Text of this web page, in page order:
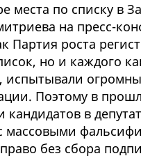
по списку в
на пресс-
роста
но и каждого
испытывали
Поэтому в
в
массовыми
без сбора